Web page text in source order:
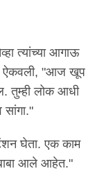
त्यांच्या आगाऊ
ऐकवली, "आज खूप
तुम्ही लोक आधी
घेता. एक काम
बाबा आले आहेत."